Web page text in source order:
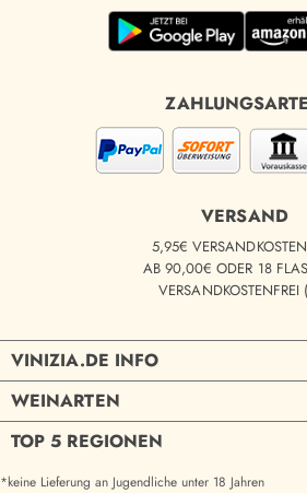
VERSAND
5,95€
AB 90,00€ ODER 18
VERSANDKOSTENFREI
VINIZIA.DE INFO
WEINARTEN
TOP 5 REGIONEN
*keine Lieferung an Jugendliche unter 18 Jahren